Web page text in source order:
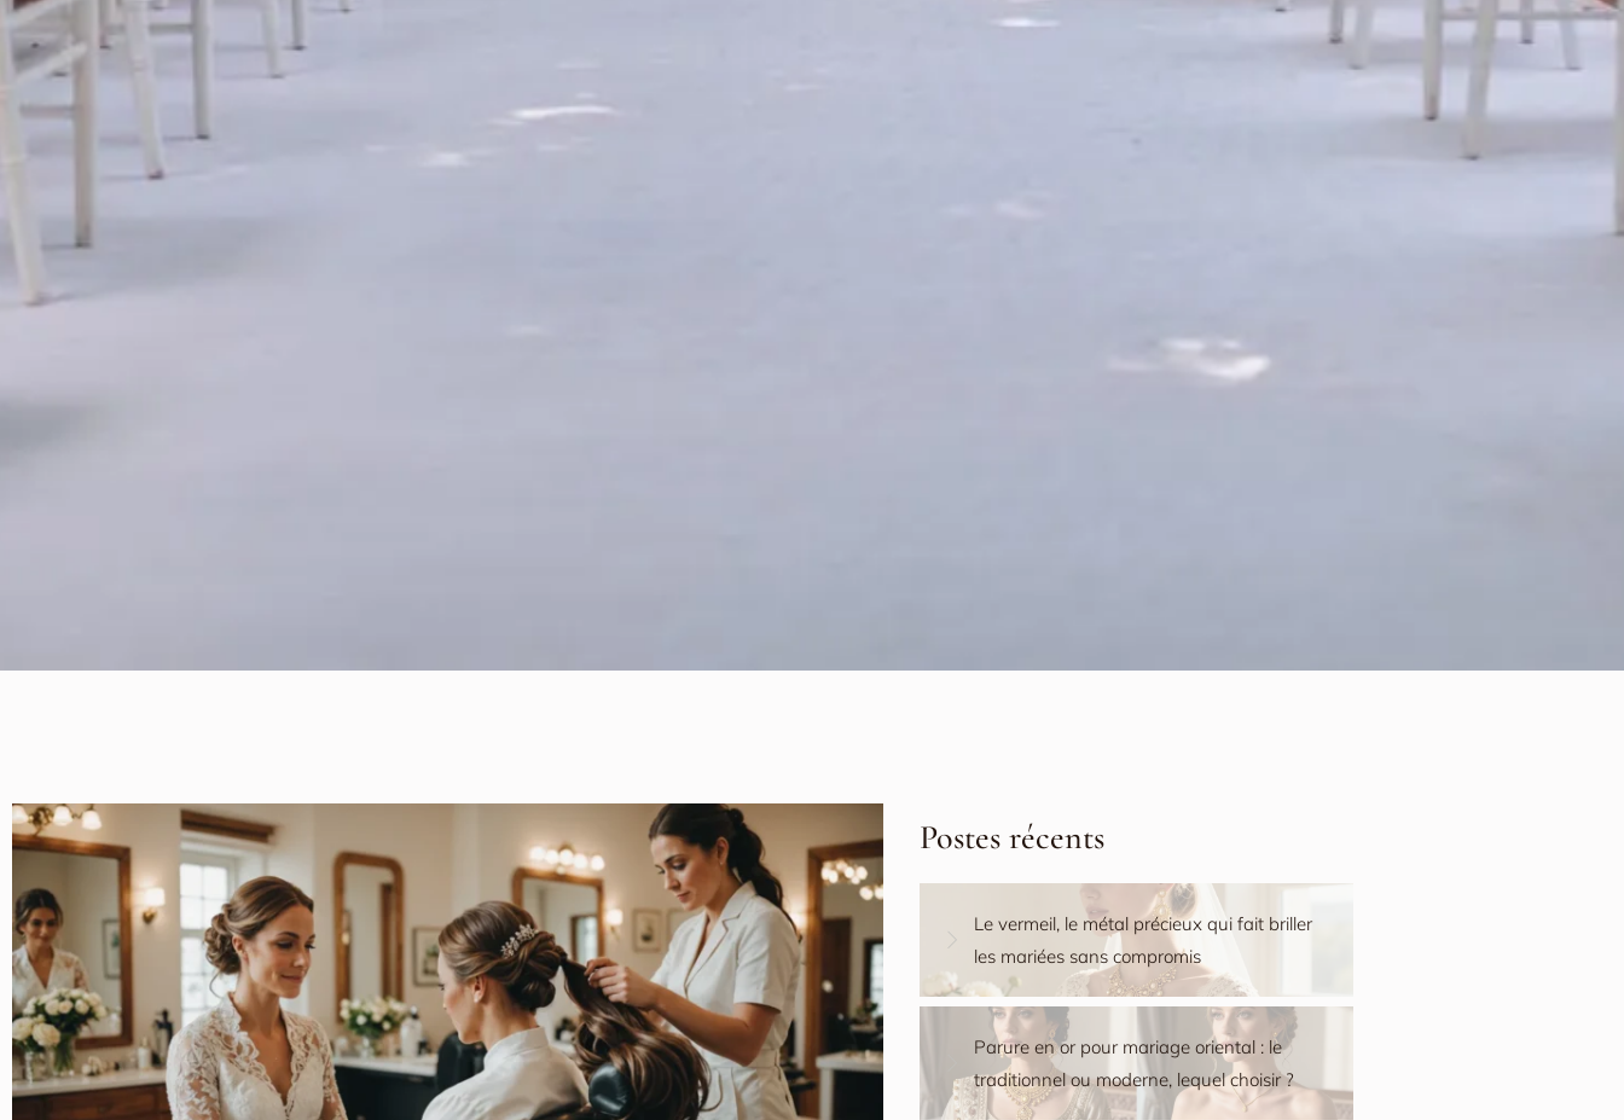
Postes récents
Le vermeil, le métal précieux qui fait briller
les mariées sans compromis
Parure en or pour mariage oriental : le
traditionnel ou moderne, lequel choisir ?